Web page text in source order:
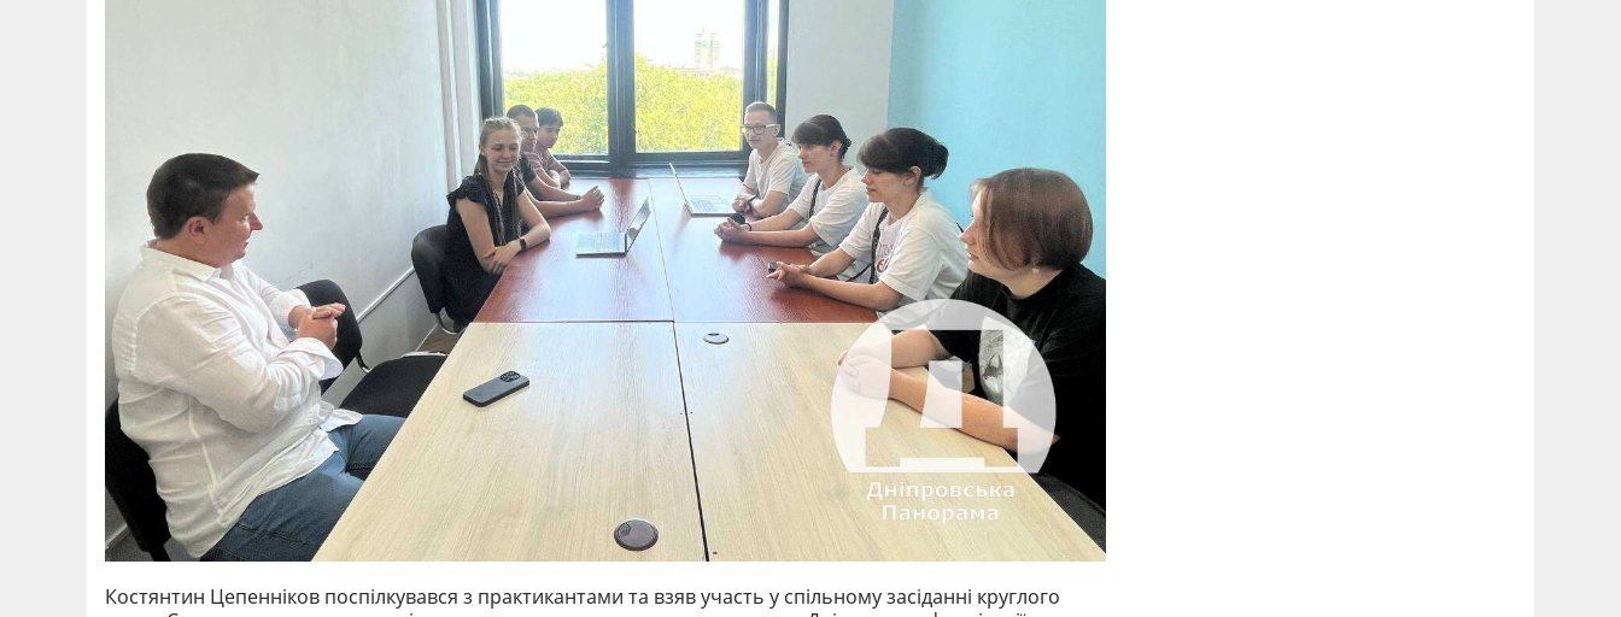
Костянтин Цепенніков поспілкувався з практикантами та взяв участь у спільному засіданні круглого